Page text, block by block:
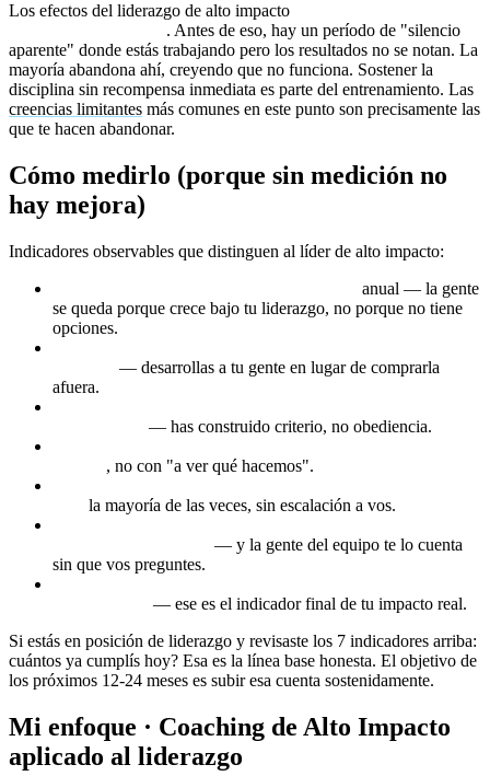
Los efectos del liderazgo de alto impacto
. Antes de eso, hay un período de "silencio
aparente" donde estás trabajando pero los resultados no se notan. La
mayoría abandona ahí, creyendo que no funciona. Sostener la
disciplina sin recompensa inmediata es parte del entrenamiento. Las
creencias limitantes más comunes en este punto son precisamente las
que te hacen abandonar.
Cómo medirlo (porque sin medición no
hay mejora)
Indicadores observables que distinguen al líder de alto impacto:
anual — la gente
se queda porque crece bajo tu liderazgo, no porque no tiene
opciones.
— desarrollas a tu gente en lugar de comprarla
afuera.
— has construido criterio, no obediencia.
, no con "a ver qué hacemos".
la mayoría de las veces, sin escalación a vos.
— y la gente del equipo te lo cuenta
sin que vos preguntes.
— ese es el indicador final de tu impacto real.
Si estás en posición de liderazgo y revisaste los 7 indicadores arriba:
cuántos ya cumplís hoy? Esa es la línea base honesta. El objetivo de
los próximos 12-24 meses es subir esa cuenta sostenidamente.
Mi enfoque · Coaching de Alto Impacto
aplicado al liderazgo